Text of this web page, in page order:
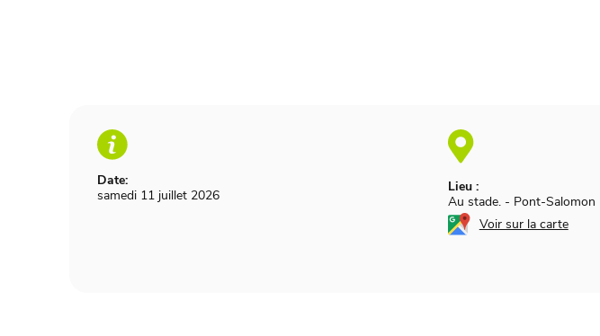
Date:
samedi 11 juillet 2026
Lieu :
Au stade. - Pont-Salomon
Voir sur la carte